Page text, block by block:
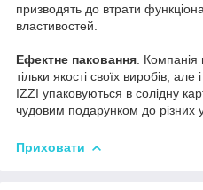
призводять до втрати
властивостей.
Ефектне паковання .
тільки якості своїх виробів,
IZZI упаковуються в солідну
чудовим подарунком до різних
Приховати